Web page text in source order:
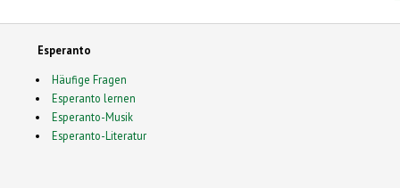
Esperanto
Häufige Fragen
Esperanto lernen
Esperanto-Musik
Esperanto-Literatur